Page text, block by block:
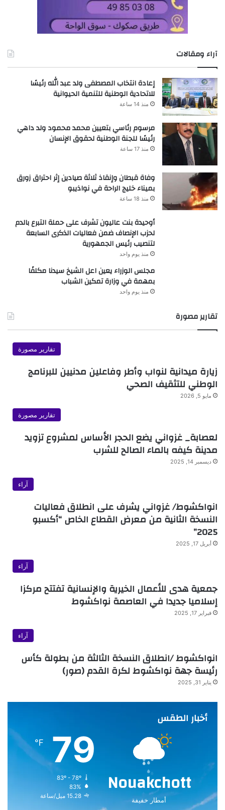
آراء ومقالات
إعادة انتخاب المصطفى ولد عبد الله رئيسًا
للاتحادية الوطنية للتنمية الحيوانية
منذ 14 ساعة
مرسوم رئاسي بتعيين محمد محمود ولد داهي
رئيسًا للجنة الوطنية لحقوق الإنسان
منذ 17 ساعة
وفاة قبطان وإنقاذ ثلاثة صيادين إثر احتراق زورق
بميناء خليج الراحة في نواذيبو
منذ 18 ساعة
أوحيدة بنت عاليون تشرف على حملة التبرع بالدم
لحزب الإنصاف ضمن فعاليات الذكرى السابعة
لتنصيب رئيس الجمهورية
منذ يوم واحد
مجلس الوزراء يعين اعل الشيخ سيدنا مكلفًا
بمهمة في وزارة تمكين الشباب
منذ يوم واحد
تقارير مصورة
تقارير مصورة
زيارة ميدانية لنواب وأطر وفاعلين مدنيين للبرنامج
الوطني للتثقيف الصحي
مايو 5, 2026
تقارير مصورة
لعصابة_ غزواني يضع الحجر الأساس لمشروع تزويد
مدينة كيفه بالماء الصالح للشرب
ديسمبر 14, 2025
آراء
انواكشوط/ غزواني يشرف على انطلاق فعاليات
النسخة الثانية من معرض القطاع الخاص “أكسبو
2025”
أبريل 17, 2025
آراء
جمعية هدى للأعمال الخيرية والإنسانية تفتتح مركزا
إسلاميا جديدا في العاصمة نواكشوط
فبراير 17, 2025
آراء
انواكشوط /انطلاق النسخة الثالثة من بطولة كأس
رئيسة جهة نواكشوط لكرة القدم (صور)
يناير 31, 2025
أخبار الطقس
Nouakchott
أمطار خفيفة
79
℉
83º - 78º
83%
15.28 ميل/ساعة